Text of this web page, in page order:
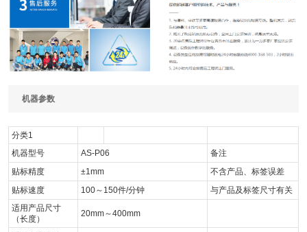
机器参数
分类1
机器型号
AS-P06
备注
贴标精度
±1mm
不含产品、标签误差
贴标速度
100～150件/分钟
与产品及标签尺寸有关
适用产品尺寸
（长度）
20mm～400mm